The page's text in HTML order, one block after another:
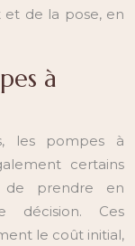
et de la pose, en
à
les pompes à
certains
de prendre en
décision. Ces
le coût initial,